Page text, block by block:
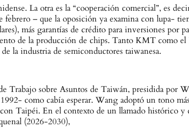
La otra es la “cooperación comercial”, es
febrero – que la oposición ya examina con lupa-
más garantías de crédito para inversiones
de la producción de chips. Tanto KMT como
la industria de semiconductores taiwanesa.
Trabajo sobre Asuntos de Taiwán, presidida por
como cabía esperar. Wang adoptó un tono
Taipéi. En el contexto de un llamado histórico
(2026-2030),